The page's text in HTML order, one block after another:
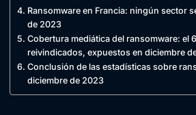
Ransomware en Francia: ningún sector
de 2023
Cobertura mediática del ransomware: el
reivindicados, expuestos en diciembre
Conclusión de las estadísticas sobre
diciembre de 2023